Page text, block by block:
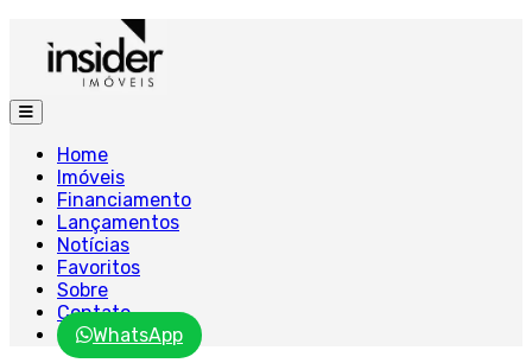
Home
Imóveis
Financiamento
Lançamentos
Notícias
Favoritos
Sobre
Contato
WhatsApp